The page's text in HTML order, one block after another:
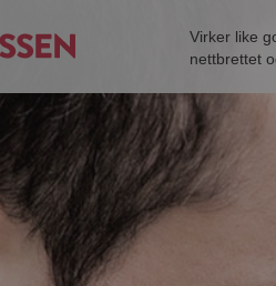
Virker like
nettbrettet